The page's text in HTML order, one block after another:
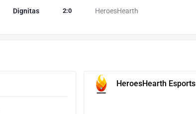
Dignitas HeroesHearth
2:0
HeroesHearth Esports